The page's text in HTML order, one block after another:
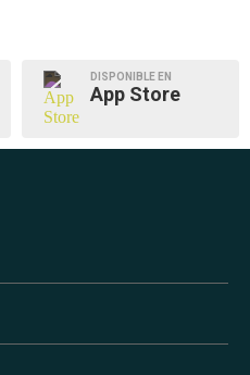
DISPONIBLE EN
App Store